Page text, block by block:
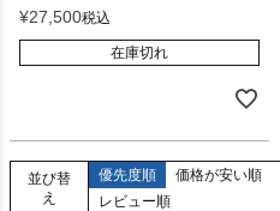
¥27,500税込
在庫切れ
並び替
え
優先度順 価格が安い順
レビュー順